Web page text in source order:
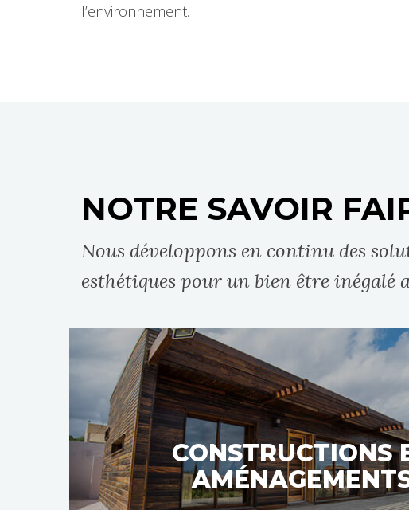
l’environnement.
NOTRE SAVOIR
Nous développons en continu des
esthétiques pour un bien être inégalé
CONSTRUCTIONS